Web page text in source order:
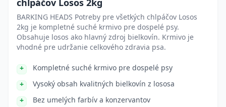
chlpáčov Losos 2kg
BARKING HEADS Potreby pre všetkých chlpáčov Losos
2kg je kompletné suché krmivo pre dospelé psy.
Obsahuje losos ako hlavný zdroj bielkovín. Krmivo je
vhodné pre udržanie celkového zdravia psa.
Kompletné suché krmivo pre dospelé psy
Vysoký obsah kvalitných bielkovín z lososa
Bez umelých farbív a konzervantov